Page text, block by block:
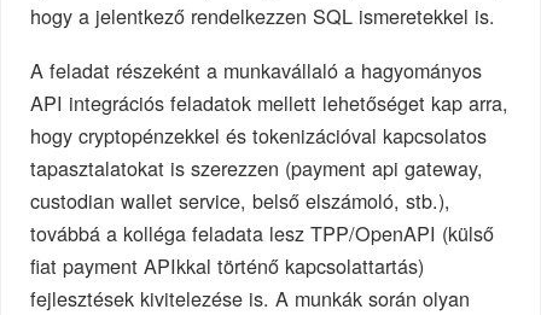
hogy a jelentkező rendelkezzen SQL ismeretekkel is.
A feladat részeként a munkavállaló a hagyományos
API integrációs feladatok mellett lehetőséget kap arra,
hogy cryptopénzekkel és tokenizációval kapcsolatos
tapasztalatokat is szerezzen (payment api gateway,
custodian wallet service, belső elszámoló, stb.),
továbbá a kolléga feladata lesz TPP/OpenAPI (külső
fiat payment APIkkal történő kapcsolattartás)
fejlesztések kivitelezése is. A munkák során olyan